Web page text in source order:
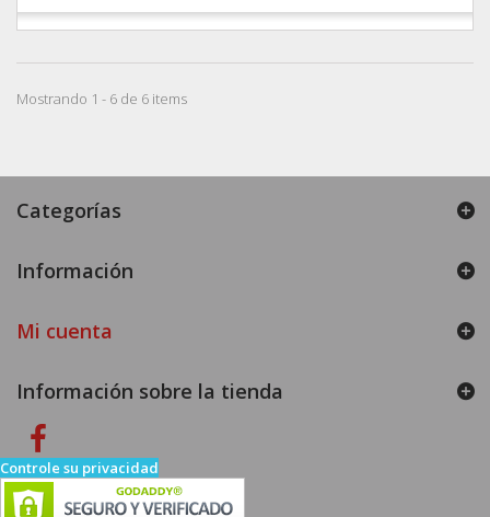
Mostrando 1 - 6 de 6 items
Categorías
Información
Mi cuenta
Información sobre la tienda
Controle su privacidad